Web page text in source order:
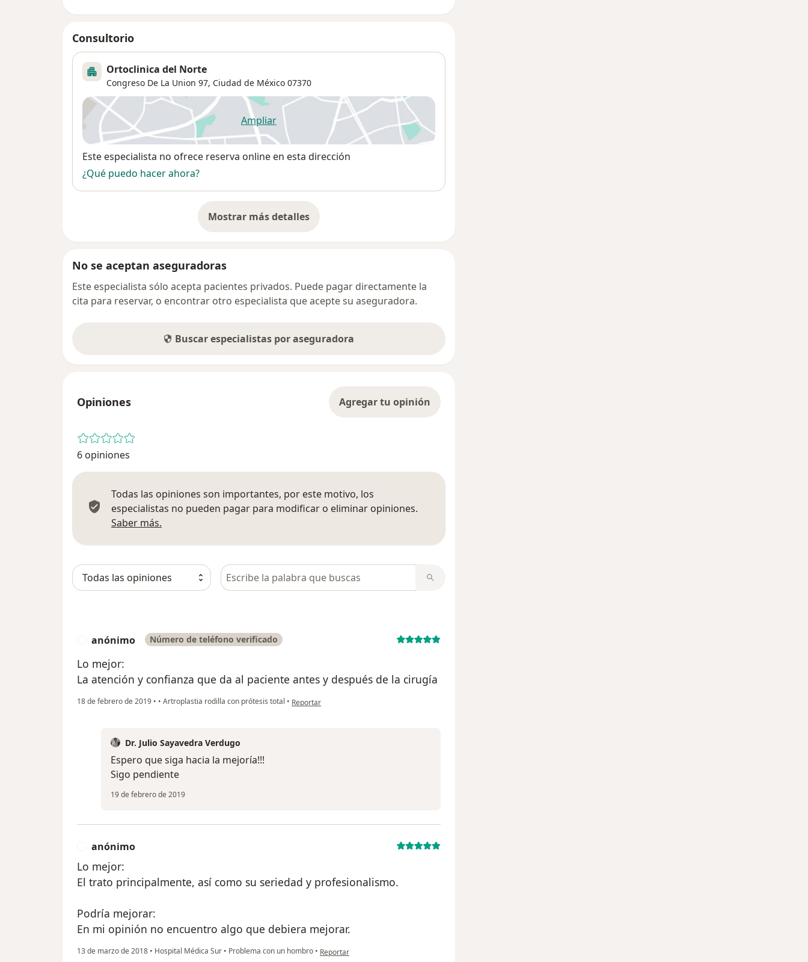
Consultorio
Ortoclinica del Norte
Congreso De La Union 97, Ciudad de México 07370
Ampliarse abre en una nueva pestaña
Disponibilidad
Este especialista no ofrece reserva online en esta dirección
¿Qué puedo hacer ahora?
Mostrar más detalles
sobre la dirección
No se aceptan aseguradoras
Este especialista sólo acepta pacientes privados. Puede pagar directamente la
cita para reservar, o encontrar otro especialista que acepte su aseguradora.
Buscar especialistas por aseguradora
Opiniones Agregar tu opinión
6 opiniones
Todas las opiniones son importantes, por este motivo, los
especialistas no pueden pagar para modificar o eliminar opiniones.
Saber más.
Busca en opiniones
anónimo Número de teléfono verificado
Lo mejor:
La atención y confianza que da al paciente antes y después de la cirugía
18 de febrero de 2019 • • Artroplastia rodilla con prótesis total • en opinión del usuario anónimo
Reportar
Dr. Julio Sayavedra Verdugo
Espero que siga hacia la mejoría!!!
Sigo pendiente
19 de febrero de 2019
anónimo
Lo mejor:
El trato principalmente, así como su seriedad y profesionalismo.
Podría mejorar:
En mi opinión no encuentro algo que debiera mejorar.
13 de marzo de 2018 • Hospital Médica Sur • Problema con un hombro • en opinión del usuario anónimo
Reportar